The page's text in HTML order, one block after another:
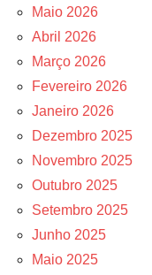
Maio 2026
Abril 2026
Março 2026
Fevereiro 2026
Janeiro 2026
Dezembro 2025
Novembro 2025
Outubro 2025
Setembro 2025
Junho 2025
Maio 2025